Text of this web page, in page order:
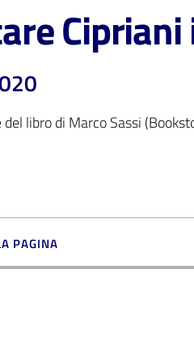
libro di Marco Sassi
PAGINA